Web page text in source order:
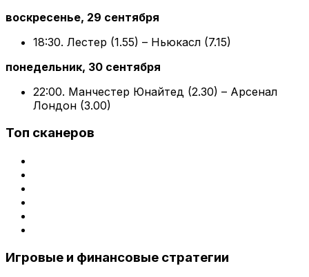
воскресенье, 29 сентября
18:30. Лестер (1.55) – Ньюкасл (7.15)
понедельник, 30 сентября
22:00. Манчестер Юнайтед (2.30) – Арсенал
Лондон (3.00)
Топ сканеров
Игровые и финансовые стратегии